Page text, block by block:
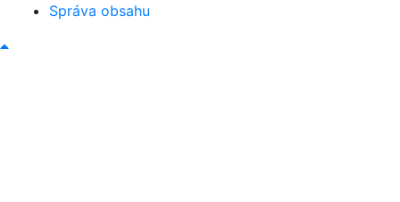
Správa obsahu